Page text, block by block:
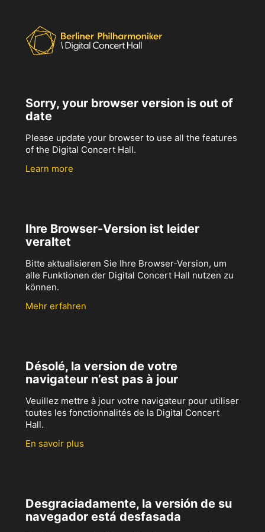
Sorry, your browser version is out of
date
Please update your browser to use all the features
of the Digital Concert Hall.
Learn more
Ihre Browser-Version ist leider
veraltet
Bitte aktualisieren Sie Ihre Browser-Version, um
alle Funktionen der Digital Concert Hall nutzen zu
können.
Mehr erfahren
Désolé, la version de votre
navigateur n’est pas à jour
Veuillez mettre à jour votre navigateur pour utiliser
toutes les fonctionnalités de la Digital Concert
Hall.
En savoir plus
Desgraciadamente, la versión de su
navegador está desfasada